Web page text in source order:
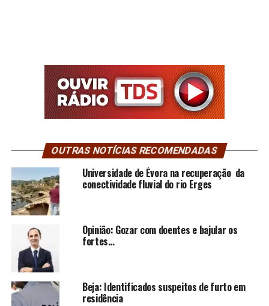
OUTRAS NOTÍCIAS RECOMENDADAS
Universidade de Évora na recuperação da
conectividade fluvial do rio Erges
Opinião: Gozar com doentes e bajular os
fortes…
Beja: Identificados suspeitos de furto em
residência